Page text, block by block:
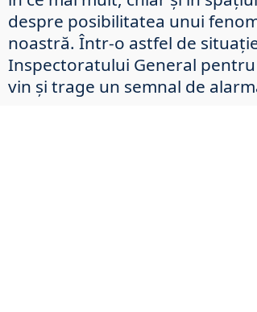
despre posibilitatea unui
noastră. Într-o astfel de
Inspectoratului General
vin și trage un semnal de